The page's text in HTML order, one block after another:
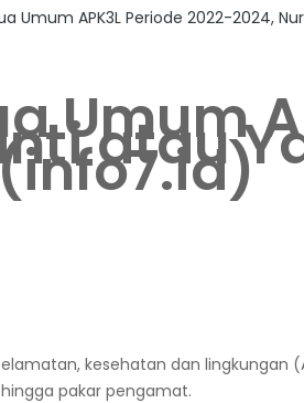
Umum APK3L Periode 2022-2024,
Umum
atau
kesehatan dan lingkungan
pakar pengamat.